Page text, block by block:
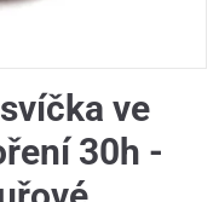
ve
30h -